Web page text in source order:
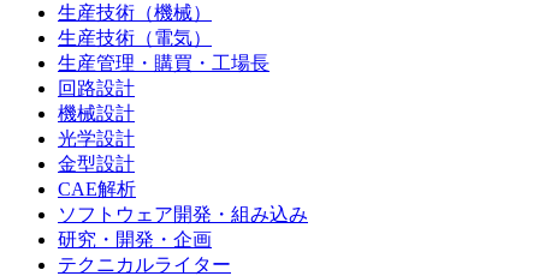
生産技術（機械）
生産技術（電気）
生産管理・購買・工場長
回路設計
機械設計
光学設計
金型設計
CAE解析
ソフトウェア開発・組み込み
研究・開発・企画
テクニカルライター